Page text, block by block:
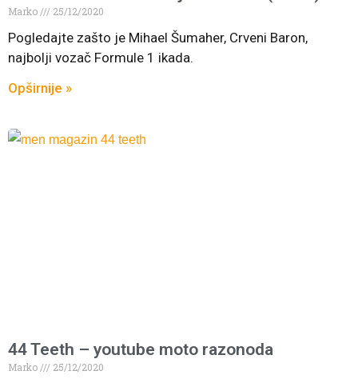
Marko 25/12/2020
Pogledajte zašto je Mihael Šumaher, Crveni Baron,
najbolji vozač Formule 1 ikada.
Opširnije »
44 Teeth – youtube moto razonoda
Marko 25/12/2020